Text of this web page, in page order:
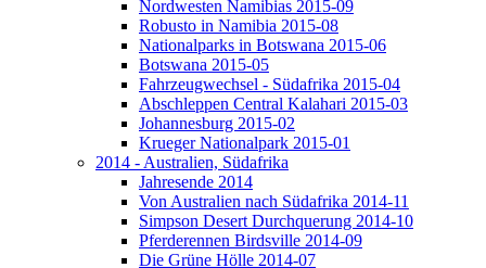
Nordwesten Namibias 2015-09
Robusto in Namibia 2015-08
Nationalparks in Botswana 2015-06
Botswana 2015-05
Fahrzeugwechsel - Südafrika 2015-04
Abschleppen Central Kalahari 2015-03
Johannesburg 2015-02
Krueger Nationalpark 2015-01
2014 - Australien, Südafrika
Jahresende 2014
Von Australien nach Südafrika 2014-11
Simpson Desert Durchquerung 2014-10
Pferderennen Birdsville 2014-09
Die Grüne Hölle 2014-07